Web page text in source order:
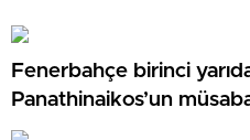
Fenerbahçe birinci
Panathinaikos’un
Misli’den Günün Tüyoları!